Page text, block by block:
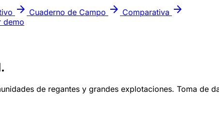
arrow_forward Cuaderno de Campo arrow_forward Comparativa arrow_forward
demo
de regantes y grandes explotaciones. Toma de